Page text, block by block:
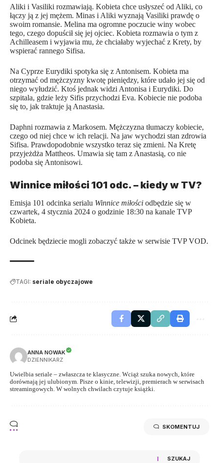
Aliki i Vasiliki rozmawiają. Kobieta chce usłyszeć od Aliki, co
łączy ją z jej mężem. Minas i Aliki wyznają Vasiliki prawdę o
swoim romansie. Melina ma ogromne poczucie winy wobec
tego, czego dopuścił się jej ojciec. Kobieta rozmawia o tym z
Achilleasem i wyjawia mu, że chciałaby wyjechać z Krety, by
wspierać rannego Sifisa.
Na Cyprze Eurydiki spotyka się z Antonisem. Kobieta ma
otrzymać od mężczyzny kwotę pieniędzy, które udało jej się od
niego wyłudzić. Ktoś jednak widzi Antonisa i Eurydiki. Do
szpitala, gdzie leży Sifis przychodzi Eva. Kobiecie nie podoba
się to, jak traktuje ją Anastasia.
Daphni rozmawia z Markosem. Mężczyzna tłumaczy kobiecie,
czego od niej chce w ich relacji. Na jaw wychodzi stan zdrowia
Sifisa. Prawdopodobnie wszystko teraz się zmieni. Na Kretę
przyjeżdża Mattheos. Umawia się tam z Anastasią, co nie
podoba się Antonisowi.
Winnice miłości 101 odc. – kiedy w TV?
Emisja 101 odcinka serialu Winnice miłości odbędzie się w
czwartek, 4 stycznia 2024 o godzinie 18:30 na kanale TVP
Kobieta.
Odcinek będziecie mogli zobaczyć także w serwisie TVP VOD.
TAGI: seriale obyczajowe
ANNA NOWAK
DZIENNIKARZ
Uwielbia seriale – zwłaszcza te klasyczne. Wciąż szuka nowych, które
dorównają jej ulubionym. Pisze o kinie, telewizji, premierach w serwisach
streamingowych. W wolnych chwilach czytuje książki.
SKOMENTUJ
SZUKAJ